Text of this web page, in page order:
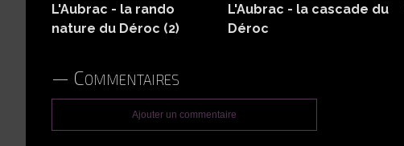
L'Aubrac - la rando
nature du Déroc (2)
L'Aubrac - la cascade du
Déroc
Commentaires
Ajouter un commentaire